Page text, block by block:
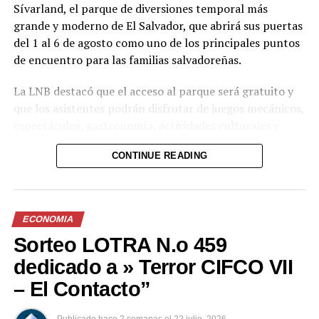
Sívarland, el parque de diversiones temporal más
grande y moderno de El Salvador, que abrirá sus puertas
del 1 al 6 de agosto como uno de los principales puntos
de encuentro para las familias salvadoreñas.
La LNB destacó que el acceso al parque será gratuito y
que los asistentes podrán disfrutar de juegos mecánicos,
diversas opciones de entretenimiento para personas de
todas las edades. Además, recordó que el año pasado
que para esta edición se espera superar esa cifra.
Previo al inicio del sorteo se llevó a cabo la presentación
de los Premios Mayores y de los Maletines de Balotas de
Colores. Al finalizar el acto, el presidente de la LNB,
Javier Milián, entregó el cuadro conmemorativo de la
semana a Mario Durán, alcalde de San Salvador Centro.
CONTINUE READING
ECONOMIA
Sorteo LOTRA N.o 459
dedicado a » Terror CIFCO VII
– El Contacto”